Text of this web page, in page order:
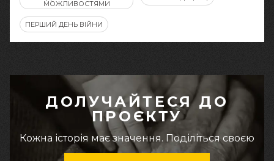
МОЖЛИВОСТЯМИ
ПЕРШИЙ ДЕНЬ ВІЙНИ
ДОЛУЧАЙТЕСЯ ДО
ПРОЄКТУ
Кожна історія має значення. Поділіться своєю